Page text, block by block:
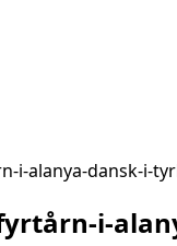
i-alanya-dansk-i-
i-